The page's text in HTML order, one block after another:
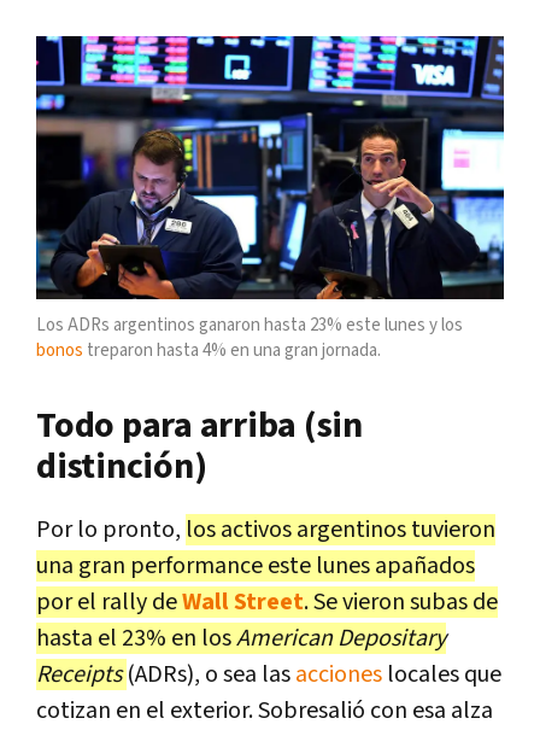
Los ADRs argentinos ganaron hasta 23% este lunes y los
bonos treparon hasta 4% en una gran jornada.
Todo para arriba (sin
distinción)
Por lo pronto, los activos argentinos tuvieron
una gran performance este lunes apañados
por el rally deWall Street. Se vieron subas de
hasta el 23% en losAmerican Depositary
Receipts(ADRs), o sea lasacciones locales que
cotizan en el exterior. Sobresalió con esa alza